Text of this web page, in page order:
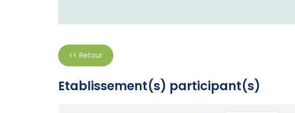
<< Retour
Etablissement(s) participant(s)